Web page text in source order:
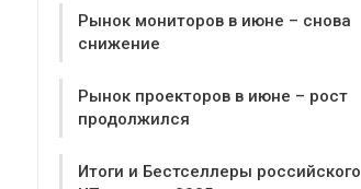
Рынок мониторов в июне – снова
снижение
Рынок проекторов в июне – рост
продолжился
Итоги и Бестселлеры российского